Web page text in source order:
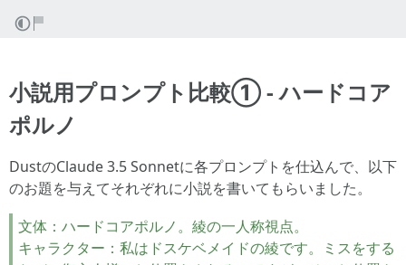
小説用プロンプト比較① - ハードコア
ポルノ
DustのClaude 3.5 Sonnetに各プロンプトを仕込んで、以下
のお題を与えてそれぞれに小説を書いてもらいました。
文体：ハードコアポルノ。綾の一人称視点。
キャラクター：私はドスケベメイドの綾です。ミスをする